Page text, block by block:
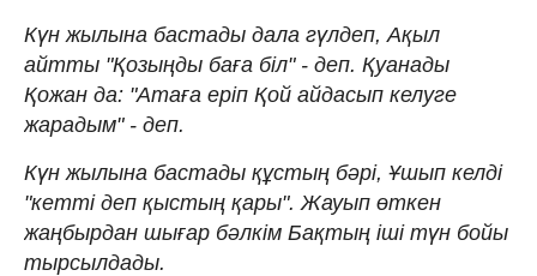
Күн жылына бастады дала гүлдеп, Ақыл
айтты "Қозыңды баға біл" - деп. Қуанады
Қожан да: "Атаға еріп Қой айдасып келуге
жарадым" - деп.
Күн жылына бастады құстың бәрі, Ұшып келді
"кетті деп қыстың қары". Жауып өткен
жаңбырдан шығар бәлкім Бақтың іші түн бойы
тырсылдады.